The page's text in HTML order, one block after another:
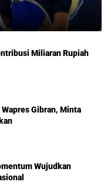
Miliaran Rupiah
Gibran, Minta
Wujudkan